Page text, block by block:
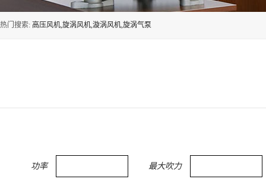
热门搜索: 高压风机,旋涡风机,漩涡风机,旋涡气泵
功率 最大吹力